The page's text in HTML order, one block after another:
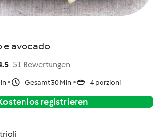
e avocado
51 Bewertungen
Gesamt 30 Min 4 porzioni
registrieren